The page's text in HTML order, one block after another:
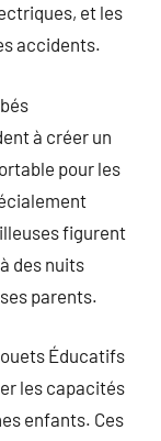
et les
accidents.
à créer un
pour les
figurent
des nuits
parents.
Éducatifs
les capacités
enfants. Ces